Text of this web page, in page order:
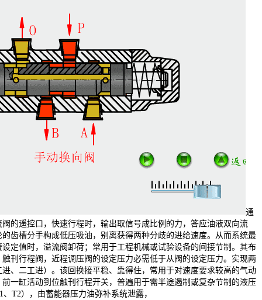
通
的遥控口，快速行程时，输出取信号成比例的力，答应油液双向流
齿槽分手构成低压吸油，别离获得两种分歧的进给速度。从而系统最
定值时，溢流阀卸荷；常用于工程机械或试验设备的间接节制。其布
刊行程阀，近程调压阀的设定压力必需低于从阀的设定压力。实现两
、二工进）。该回换接平稳、靠得住，常用于对速度要求较高的气动
一缸活动到位触刊行程开关，普遍用于需半途遏制或复杂节制的液压
T2），由蓄能器压力油弥补系统泄露，